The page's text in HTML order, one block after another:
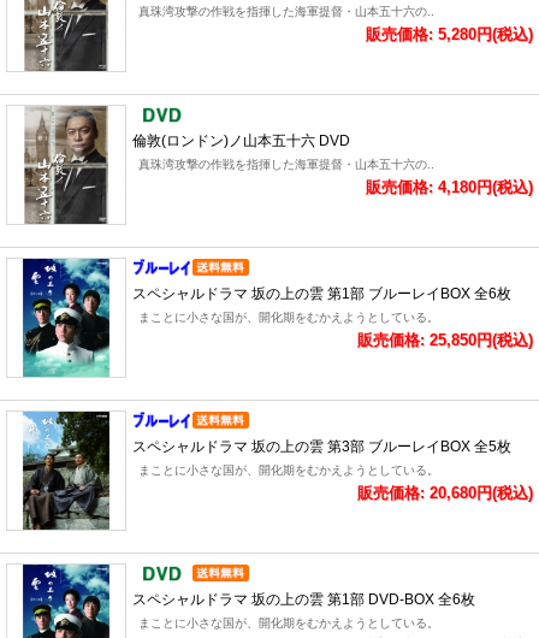
真珠湾攻撃の作戦を指揮した海軍提督・山本五十六の..
販売価格: 5,280円(税込)
倫敦(ロンドン)ノ山本五十六 DVD
真珠湾攻撃の作戦を指揮した海軍提督・山本五十六の..
販売価格: 4,180円(税込)
スペシャルドラマ 坂の上の雲 第1部 ブルーレイBOX 全6枚
まことに小さな国が、開化期をむかえようとしている。
販売価格: 25,850円(税込)
スペシャルドラマ 坂の上の雲 第3部 ブルーレイBOX 全5枚
まことに小さな国が、開化期をむかえようとしている。
販売価格: 20,680円(税込)
スペシャルドラマ 坂の上の雲 第1部 DVD-BOX 全6枚
まことに小さな国が、開化期をむかえようとしている。